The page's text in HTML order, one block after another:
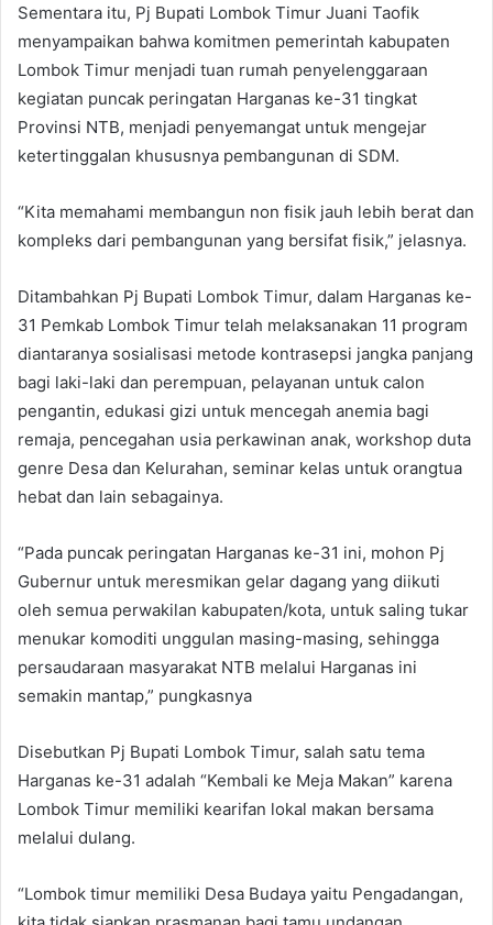
Sementara itu, Pj Bupati Lombok Timur Juani Taofik
menyampaikan bahwa komitmen pemerintah kabupaten
Lombok Timur menjadi tuan rumah penyelenggaraan
kegiatan puncak peringatan Harganas ke-31 tingkat
Provinsi NTB, menjadi penyemangat untuk mengejar
ketertinggalan khususnya pembangunan di SDM.
“Kita memahami membangun non fisik jauh lebih berat dan
kompleks dari pembangunan yang bersifat fisik,” jelasnya.
Ditambahkan Pj Bupati Lombok Timur, dalam Harganas ke-
31 Pemkab Lombok Timur telah melaksanakan 11 program
diantaranya sosialisasi metode kontrasepsi jangka panjang
bagi laki-laki dan perempuan, pelayanan untuk calon
pengantin, edukasi gizi untuk mencegah anemia bagi
remaja, pencegahan usia perkawinan anak, workshop duta
genre Desa dan Kelurahan, seminar kelas untuk orangtua
hebat dan lain sebagainya.
“Pada puncak peringatan Harganas ke-31 ini, mohon Pj
Gubernur untuk meresmikan gelar dagang yang diikuti
oleh semua perwakilan kabupaten/kota, untuk saling tukar
menukar komoditi unggulan masing-masing, sehingga
persaudaraan masyarakat NTB melalui Harganas ini
semakin mantap,” pungkasnya
Disebutkan Pj Bupati Lombok Timur, salah satu tema
Harganas ke-31 adalah “Kembali ke Meja Makan” karena
Lombok Timur memiliki kearifan lokal makan bersama
melalui dulang.
“Lombok timur memiliki Desa Budaya yaitu Pengadangan,